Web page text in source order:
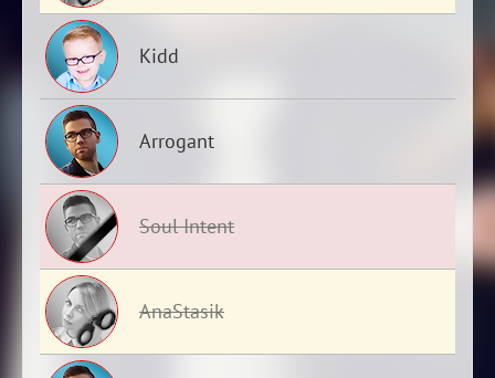
Kidd
Arrogant
Soul Intent
AnaStasik